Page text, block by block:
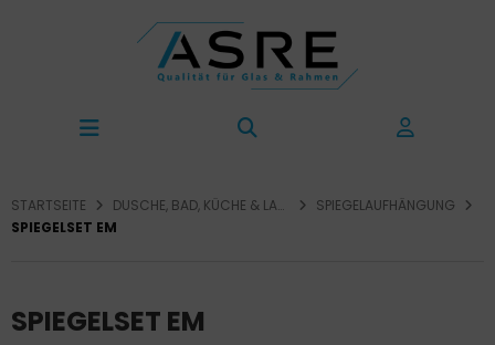
STARTSEITE DUSCHE, BAD, KÜCHE & LADENBAU
SPIEGELAUFHÄNGUNG
SPIEGELSET EM
SPIEGELSET EM